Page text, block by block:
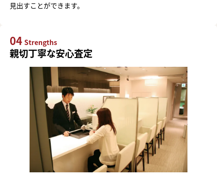
見出すことができます。
04 Strengths
親切丁寧な安心査定